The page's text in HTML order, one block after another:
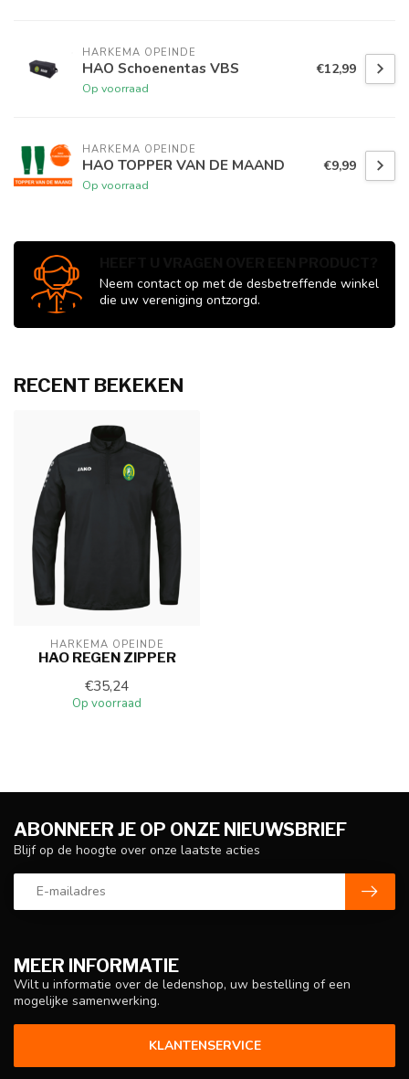
HARKEMA OPEINDE
HAO Schoenentas VBS
Op voorraad
€12,99
HARKEMA OPEINDE
HAO TOPPER VAN DE MAAND
Op voorraad
€9,99
Neem contact op met de desbetreffende winkel
die uw vereniging ontzorgd.
RECENT BEKEKEN
HARKEMA OPEINDE
HAO REGEN ZIPPER
€35,24
Op voorraad
MEER INFORMATIE
Wilt u informatie over de ledenshop, uw bestelling of een
mogelijke samenwerking.
KLANTENSERVICE
ABONNEER JE OP ONZE NIEUWSBRIEF
Blijf op de hoogte over onze laatste acties